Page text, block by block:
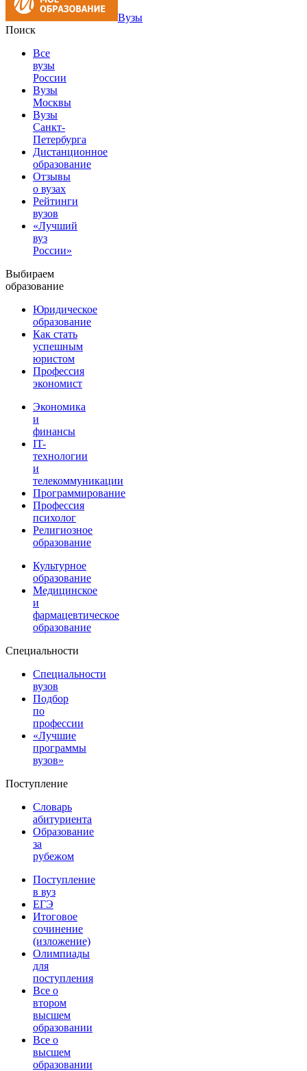
Вузы
Поиск
Все
вузы
России
Вузы
Москвы
Вузы
Санкт-
Петербурга
Дистанционное
образование
Отзывы
о вузах
Рейтинги
вузов
«Лучший
вуз
России»
Выбираем
образование
Юридическое
образование
Как стать
успешным
юристом
Профессия
экономист
Экономика
и
финансы
IT-
технологии
и
телекоммуникации
Программирование
Профессия
психолог
Религиозное
образование
Культурное
образование
Медицинское
и
фармацевтическое
образование
Специальности
Специальности
вузов
Подбор
по
профессии
«Лучшие
программы
вузов»
Поступление
Словарь
абитуриента
Образование
за
рубежом
Поступление
в вуз
ЕГЭ
Итоговое
сочинение
(изложение)
Олимпиады
для
поступления
Все о
втором
высшем
образовании
Все о
высшем
образовании